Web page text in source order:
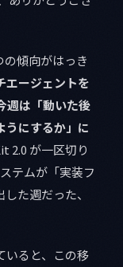
の傾向がはっき
エージェントを
週は「動いた後
うにするか」に
2.0 が一区切り
テムが「実装フ
た週だった、
いると、この移